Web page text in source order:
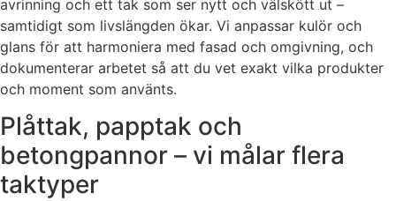
avrinning och ett tak som ser nytt och välskött ut –
samtidigt som livslängden ökar. Vi anpassar kulör och
glans för att harmoniera med fasad och omgivning, och
dokumenterar arbetet så att du vet exakt vilka produkter
och moment som använts.
Plåttak, papptak och
betongpannor – vi målar flera
taktyper